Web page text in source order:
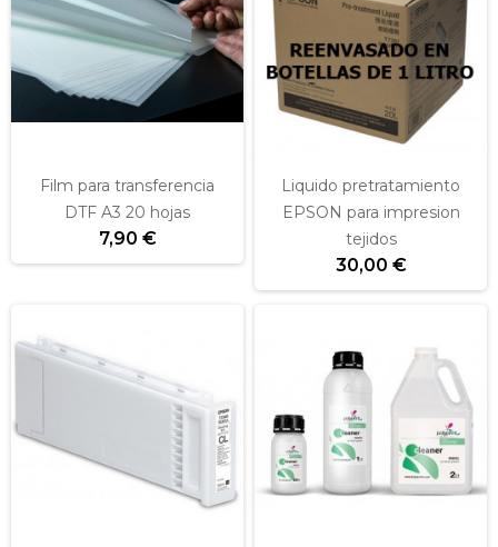
Film para transferencia
DTF A3 20 hojas
7,90 €
Liquido pretratamiento
EPSON para impresion
tejidos
30,00 €